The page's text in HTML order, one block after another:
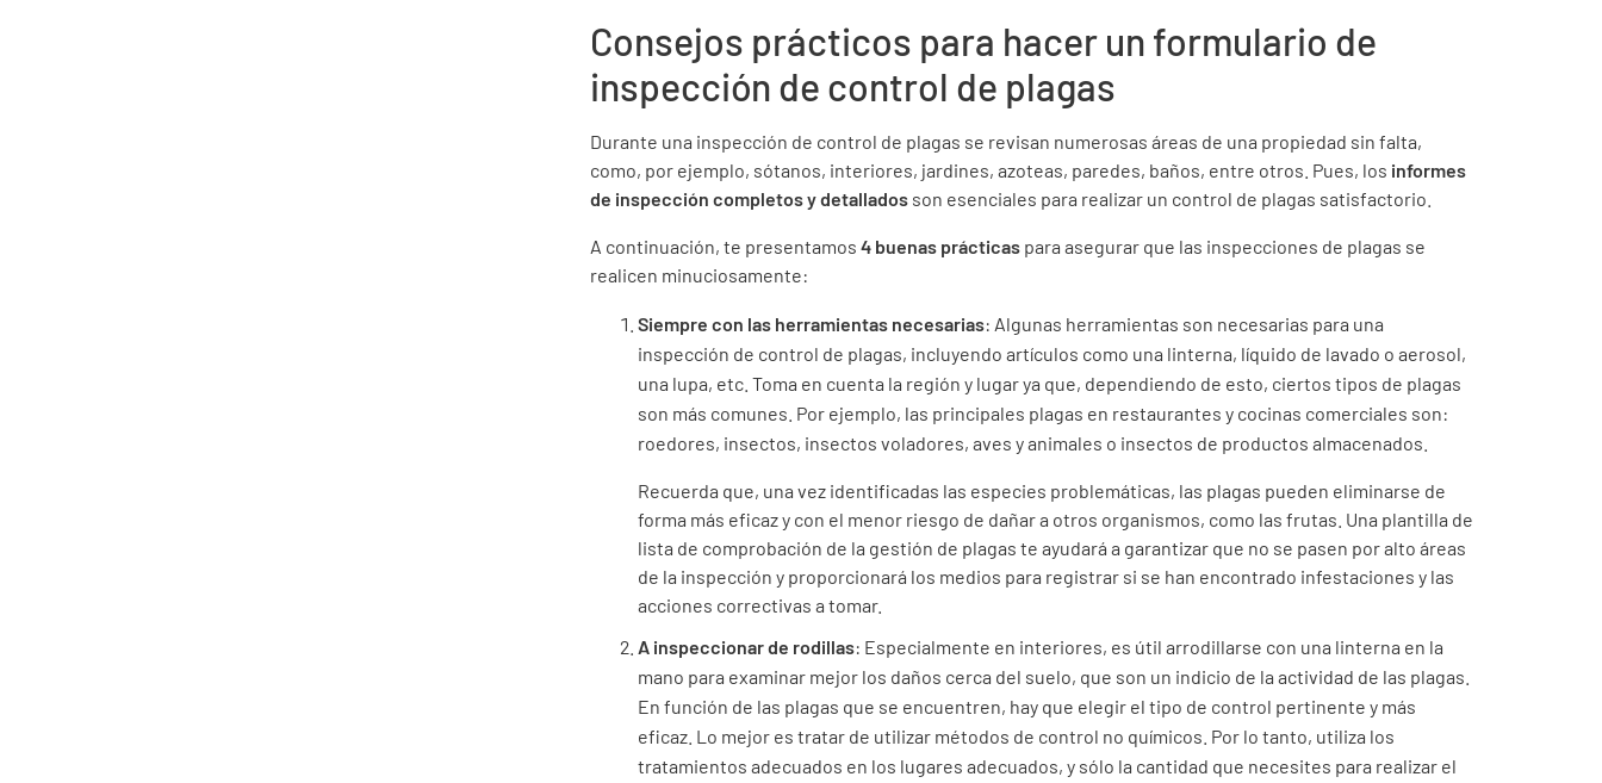
Consejos prácticos para hacer un formulario de
inspección de control de plagas
Durante una inspección de control de plagas se revisan numerosas áreas de una propiedad sin falta,
como, por ejemplo, sótanos, interiores, jardines, azoteas, paredes, baños, entre otros. Pues, los informes
de inspección completos y detalladosson esenciales para realizar un control de plagas satisfactorio.
A continuación, te presentamos 4 buenas prácticaspara asegurar que las inspecciones de plagas se
realicen minuciosamente:
Siempre con las herramientas necesarias: Algunas herramientas son necesarias para una
inspección de control de plagas, incluyendo artículos como una linterna, líquido de lavado o aerosol,
una lupa, etc. Toma en cuenta la región y lugar ya que, dependiendo de esto, ciertos tipos de plagas
son más comunes. Por ejemplo, las principales plagas en restaurantes y cocinas comerciales son:
roedores, insectos, insectos voladores, aves y animales o insectos de productos almacenados.
Recuerda que, una vez identificadas las especies problemáticas, las plagas pueden eliminarse de
forma más eficaz y con el menor riesgo de dañar a otros organismos, como las frutas. Una plantilla de
lista de comprobación de la gestión de plagas te ayudará a garantizar que no se pasen por alto áreas
de la inspección y proporcionará los medios para registrar si se han encontrado infestaciones y las
acciones correctivas a tomar.
A inspeccionar de rodillas: Especialmente en interiores, es útil arrodillarse con una linterna en la
mano para examinar mejor los daños cerca del suelo, que son un indicio de la actividad de las plagas.
En función de las plagas que se encuentren, hay que elegir el tipo de control pertinente y más
eficaz. Lo mejor es tratar de utilizar métodos de control no químicos. Por lo tanto, utiliza los
tratamientos adecuados en los lugares adecuados, y sólo la cantidad que necesites para realizar el